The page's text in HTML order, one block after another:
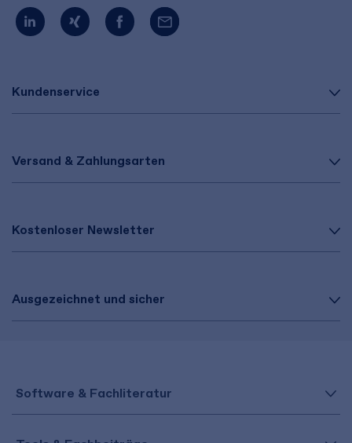
Kundenservice
Versand & Zahlungsarten
Kostenloser Newsletter
Ausgezeichnet und sicher
Software & Fachliteratur